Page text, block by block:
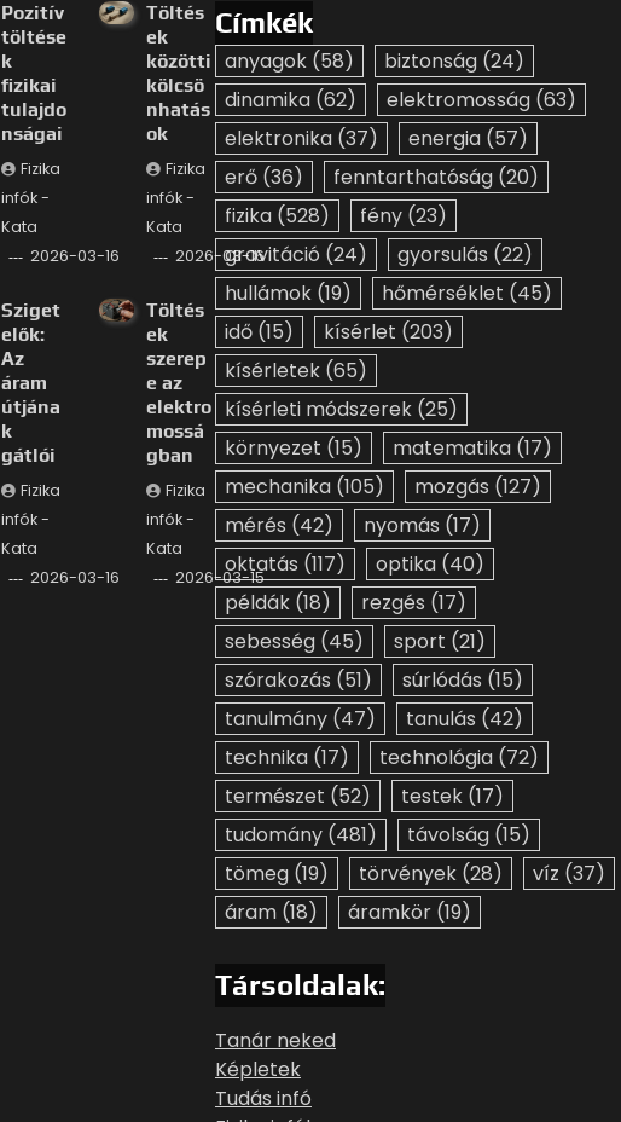
Pozitív
töltése
k
fizikai
tulajdo
nságai
Fizika
infók -
Kata
2026-03-16
Töltés
ek
közötti
kölcsö
nhatás
ok
Fizika
infók -
Kata
2026-03-16
Sziget
elők:
Az
áram
útjána
k
gátlói
Fizika
infók -
Kata
2026-03-16
Töltés
ek
szerep
e az
elektro
mossá
gban
Fizika
infók -
Kata
2026-03-15
Címkék
anyagok (58) biztonság (24)
dinamika (62) elektromosság (63)
elektronika (37) energia (57)
erő (36) fenntarthatóság (20)
fizika (528) fény (23)
gravitáció (24) gyorsulás (22)
hullámok (19) hőmérséklet (45)
idő (15) kísérlet (203)
kísérletek (65)
kísérleti módszerek (25)
környezet (15) matematika (17)
mechanika (105) mozgás (127)
mérés (42) nyomás (17)
oktatás (117) optika (40)
példák (18) rezgés (17)
sebesség (45) sport (21)
szórakozás (51) súrlódás (15)
tanulmány (47) tanulás (42)
technika (17) technológia (72)
természet (52) testek (17)
tudomány (481) távolság (15)
tömeg (19) törvények (28) víz (37)
áram (18) áramkör (19)
Társoldalak:
Tanár neked
Képletek
Tudás infó